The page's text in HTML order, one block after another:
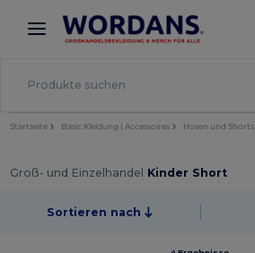
× Wordans App
Bessere Preise in der App!
Startseite Basic Kleidung | Accessoires Hosen und Shorts
Groß- und Einzelhandel Kinder Short
Sortieren nach